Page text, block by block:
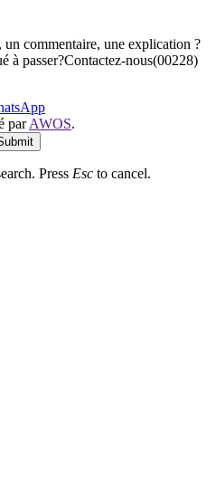
commentaire, une explication ?
à passer?Contactez-nous(00228)
parAWOS.
Press Esc to cancel.